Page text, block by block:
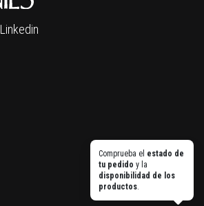
Comprueba el estado de
tu pedido y la
disponibilidad de los
productos.
Linkedin